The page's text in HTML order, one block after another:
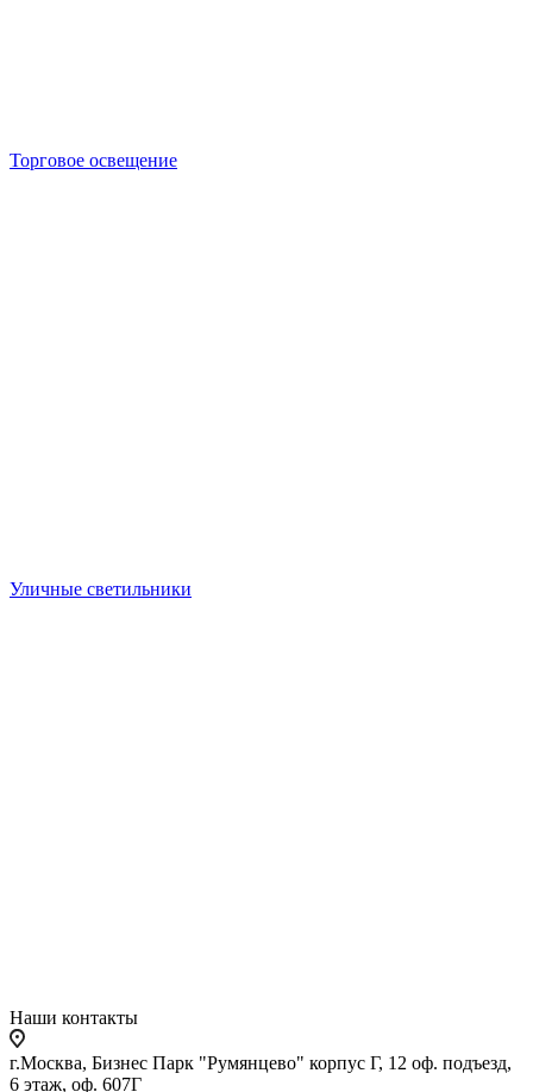
Торговое освещение
Уличные светильники
Наши контакты
г.Москва, Бизнес Парк "Румянцево" корпус Г, 12 оф. подъезд,
6 этаж, оф. 607Г